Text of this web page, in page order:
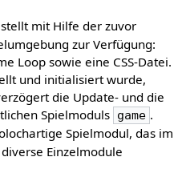
mit Hilfe der zuvor
zur Verfügung:
Loop sowie eine CSS-Datei.
und initialisiert wurde,
die Update- und die
Spielmoduls game .
Spielmodul, das im
Einzelmodule